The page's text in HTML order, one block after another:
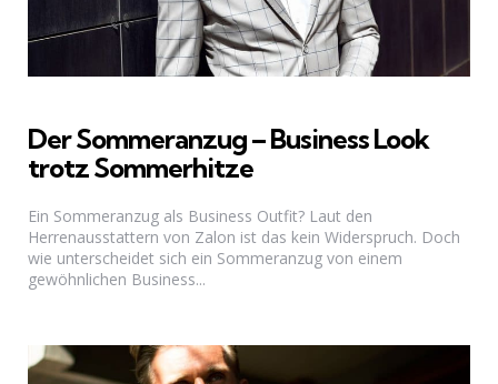
Der Sommeranzug – Business Look
trotz Sommerhitze
Ein Sommeranzug als Business Outfit? Laut den
Herrenausstattern von Zalon ist das kein Widerspruch. Doch
wie unterscheidet sich ein Sommeranzug von einem
gewöhnlichen Business...